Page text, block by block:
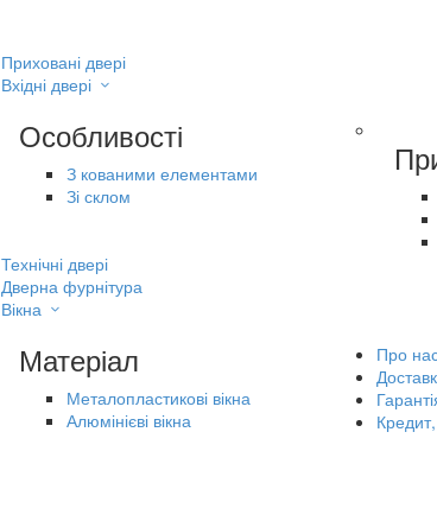
Приховані двері
Вхідні двері
Особливості
З кованими елементами
Зі склом
Технічні двері
Дверна фурнітура
Вікна
Матеріал
Металопластикові вікна
Алюмінієві вікна
Про